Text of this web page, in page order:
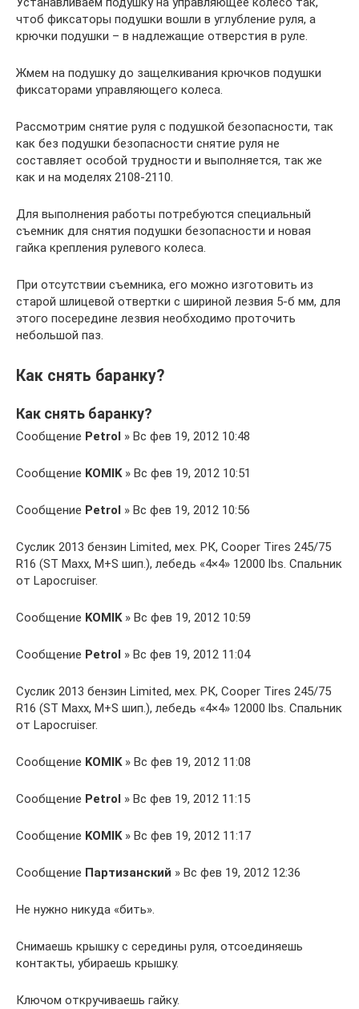
чтоб фиксаторы подушки вошли в углубление руля, а
крючки подушки – в надлежащие отверстия в руле.
Жмем на подушку до защелкивания крючков подушки
фиксаторами управляющего колеса.
Рассмотрим снятие руля с подушкой безопасности, так
как без подушки безопасности снятие руля не
составляет особой трудности и выполняется, так же
как и на моделях 2108-2110.
Для выполнения работы потребуются специальный
съемник для снятия подушки безопасности и новая
гайка крепления рулевого колеса.
При отсутствии съемника, его можно изготовить из
старой шлицевой отвертки с шириной лезвия 5-б мм, для
этого посередине лезвия необходимо проточить
небольшой паз.
Как снять баранку?
Как снять баранку?
Сообщение Petrol » Вс фев 19, 2012 10:48
Сообщение KOMIK» Вс фев 19, 2012 10:51
Сообщение Petrol » Вс фев 19, 2012 10:56
Суслик 2013 бензин Limited, мех. РК, Cooper Tires 245/75
R16 (ST Maxx, M+S шип.), лебедь «4×4» 12000 lbs. Спальник
от Lapocruiser.
Сообщение KOMIK» Вс фев 19, 2012 10:59
Сообщение Petrol » Вс фев 19, 2012 11:04
Суслик 2013 бензин Limited, мех. РК, Cooper Tires 245/75
R16 (ST Maxx, M+S шип.), лебедь «4×4» 12000 lbs. Спальник
от Lapocruiser.
Сообщение KOMIK» Вс фев 19, 2012 11:08
Сообщение Petrol » Вс фев 19, 2012 11:15
Сообщение KOMIK» Вс фев 19, 2012 11:17
Сообщение Партизанский » Вс фев 19, 2012 12:36
Не нужно никуда «бить».
Снимаешь крышку с середины руля, отсоединяешь
контакты, убираешь крышку.
Ключом откручиваешь гайку.